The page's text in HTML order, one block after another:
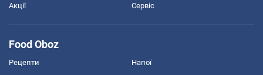
Акції Сервіс
Food Oboz
Рецепти Напої